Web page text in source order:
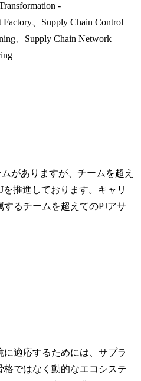
-
、Supply Chain Control
、Supply Chain Network
がありますが、チームを超え
推進しております。キャリ
るチームを超えてのPJアサ
適応するためには、サプラ
ではなく動的なエコシステ